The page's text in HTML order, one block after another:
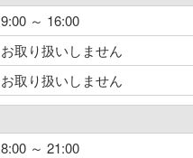
9:00 ～ 16:00
お取り扱いしません
お取り扱いしません
8:00 ～ 21:00